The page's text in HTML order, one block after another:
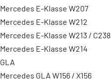
Mercedes E-Klasse W207
Mercedes E-Klasse W212
Mercedes E-Klasse W213 / C238
Mercedes E-Klasse W214
GLA
Mercedes GLA W156 / X156